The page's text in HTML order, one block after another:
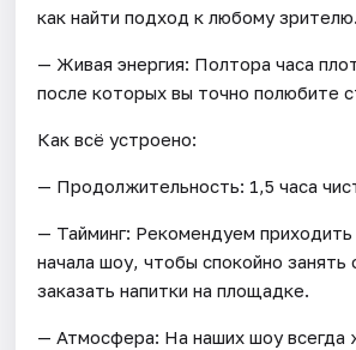
как найти подход к любому зрителю.
— Живая энергия: Полтора часа
после которых вы точно полюбите
Как всё устроено:
— Продолжительность: 1,5 часа
— Тайминг: Рекомендуем
начала шоу, чтобы спокойно занять
заказать напитки на площадке.
— Атмосфера: На наших шоу всегда